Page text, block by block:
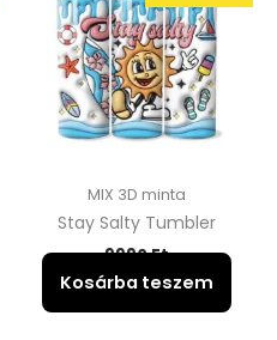
MIX 3D minta
Stay Salty Tumbler
9990Ft
Kosárba teszem